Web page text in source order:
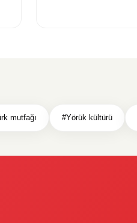
mutfağı #Yörük kültürü